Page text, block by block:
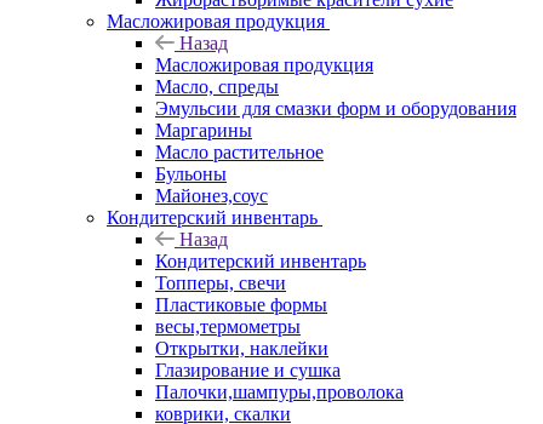
Масложировая продукция
Назад
Масложировая продукция
Масло, спреды
Эмульсии для смазки форм и оборудования
Маргарины
Масло растительное
Бульоны
Майонез,соус
Кондитерский инвентарь
Назад
Кондитерский инвентарь
Топперы, свечи
Пластиковые формы
весы,термометры
Открытки, наклейки
Глазирование и сушка
Палочки,шампуры,проволока
коврики, скалки